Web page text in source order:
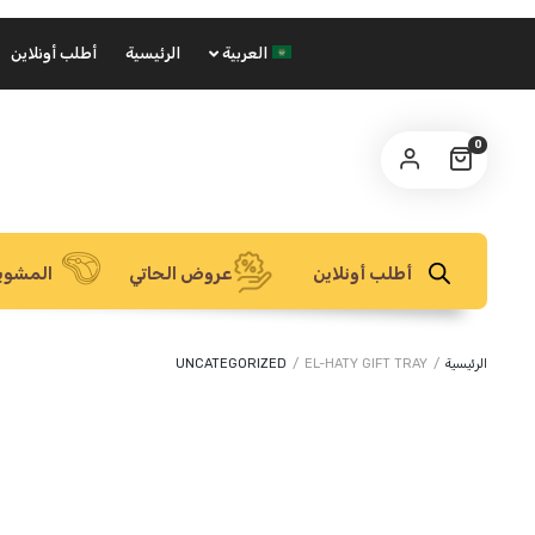
العربية الرئيسية أطلب أونلاين
0
أطلب أونلاين عروض الحاتي
الرئيسية /
UNCATEGORIZED / EL-HATY GIFT TRAY